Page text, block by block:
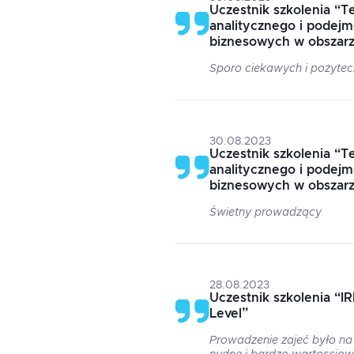
Uczestnik szkolenia “
analitycznego i
biznesowych w
Sporo ciekawych i
30.08.2023
Uczestnik szkolenia “
analitycznego i
biznesowych w
Świetny prowadzący
28.08.2023
Uczestnik szkolenia “
Level ”
Prowadzenie zajeć było